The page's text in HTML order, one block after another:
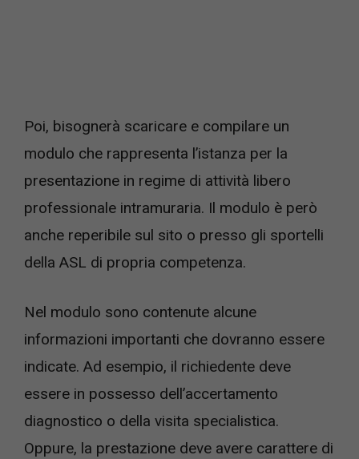
Poi, bisognerà scaricare e compilare un
modulo che rappresenta l’istanza per la
presentazione in regime di attività libero
professionale intramuraria. Il modulo è però
anche reperibile sul sito o presso gli sportelli
della ASL di propria competenza.
Nel modulo sono contenute alcune
informazioni importanti che dovranno essere
indicate. Ad esempio, il richiedente deve
essere in possesso dell’accertamento
diagnostico o della visita specialistica.
Oppure, la prestazione deve avere carattere di